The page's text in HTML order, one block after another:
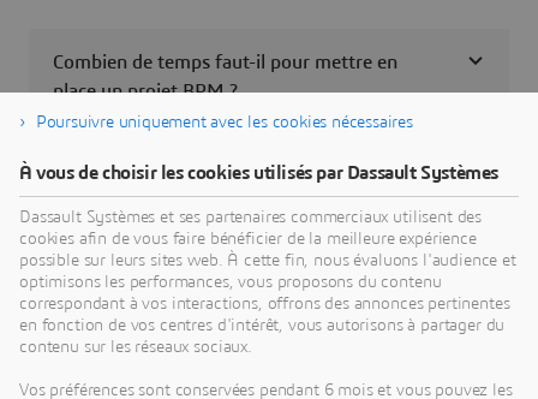
Combien de temps faut-il pour mettre en
place un projet BPM ?
Quelles sont les ressources techniques
nécessaires ?
Une fois que j'ai acheté la solution, comment
puis-je l'utiliser ?
contenu d'apprentissage ?
Poursuivre uniquement avec les cookies nécessaires
À vous de choisir les cookies utilisés par Dassault Systèmes
Dassault Systèmes et ses partenaires commerciaux utilisent des
cookies afin de vous faire bénéficier de la meilleure expérience
possible sur leurs sites web. À cette fin, nous évaluons l'audience et
optimisons les performances, vous proposons du contenu
correspondant à vos interactions, offrons des annonces pertinentes
en fonction de vos centres d'intérêt, vous autorisons à partager du
contenu sur les réseaux sociaux.
Vos préférences sont conservées pendant 6 mois et vous pouvez les